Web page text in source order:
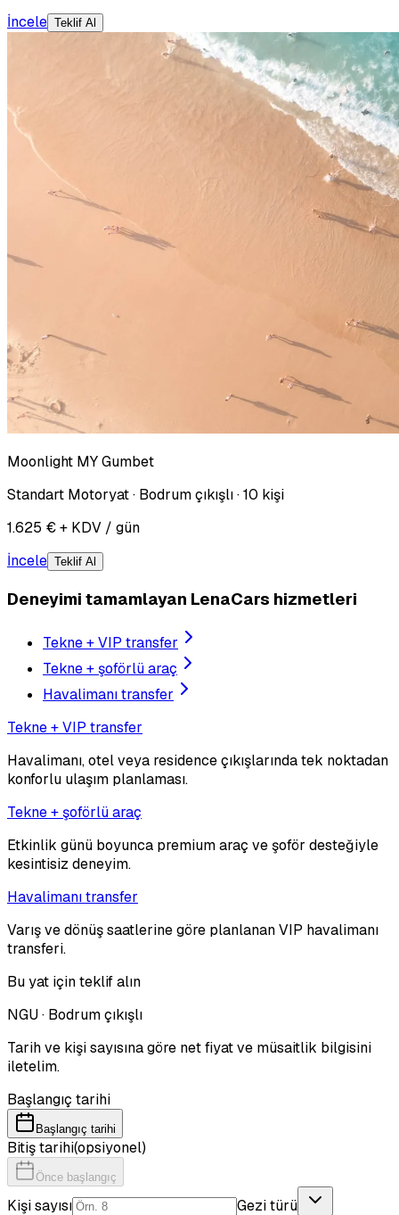
İncele Teklif Al
Moonlight MY Gumbet
Standart Motoryat · Bodrum çıkışlı · 10 kişi
1.625 € + KDV / gün
İncele Teklif Al
Deneyimi tamamlayan LenaCars hizmetleri
Tekne + VIP transfer
Tekne + şoförlü araç
Havalimanı transfer
Tekne + VIP transfer
Havalimanı, otel veya residence çıkışlarında tek noktadan
konforlu ulaşım planlaması.
Tekne + şoförlü araç
Etkinlik günü boyunca premium araç ve şoför desteğiyle
kesintisiz deneyim.
Havalimanı transfer
Varış ve dönüş saatlerine göre planlanan VIP havalimanı
transferi.
Bu yat için teklif alın
NGU · Bodrum çıkışlı
Tarih ve kişi sayısına göre net fiyat ve müsaitlik bilgisini
iletelim.
Başlangıç tarihi
Başlangıç tarihi
Bitiş tarihi(opsiyonel)
Önce başlangıç
Kişi sayısı Gezi türü